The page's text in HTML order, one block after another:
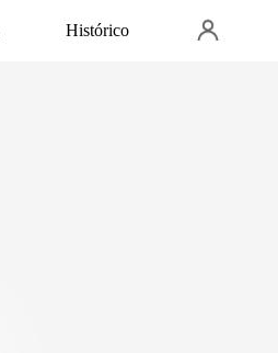
Histórico